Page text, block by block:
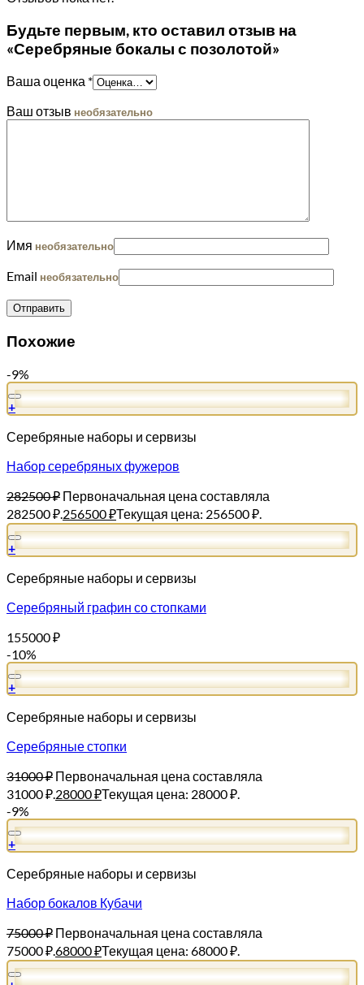
Будьте первым, кто оставил отзыв на
«Серебряные бокалы с позолотой»
Ваша оценка *
Ваш отзыв необязательно
Имя необязательно
Email необязательно
Похожие
-9%
+
Серебряные наборы и сервизы
Набор серебряных фужеров
282500₽ Первоначальная цена составляла
282500 ₽. 256500₽Текущая цена: 256500 ₽.
+
Серебряные наборы и сервизы
Серебряный графин со стопками
155000₽
-10%
+
Серебряные наборы и сервизы
Серебряные стопки
31000₽ Первоначальная цена составляла
31000 ₽. 28000₽Текущая цена: 28000 ₽.
-9%
+
Серебряные наборы и сервизы
Набор бокалов Кубачи
75000₽ Первоначальная цена составляла
75000 ₽.68000₽Текущая цена: 68000 ₽.